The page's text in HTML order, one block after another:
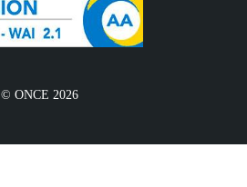
© ONCE 2026